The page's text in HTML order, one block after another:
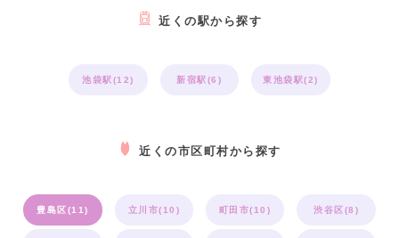
近くの駅から探す
池袋駅(12) 新宿駅(6) 東池袋駅(2)
近くの市区町村から探す
豊島区(11) 立川市(10) 町田市(10) 渋谷区(8)